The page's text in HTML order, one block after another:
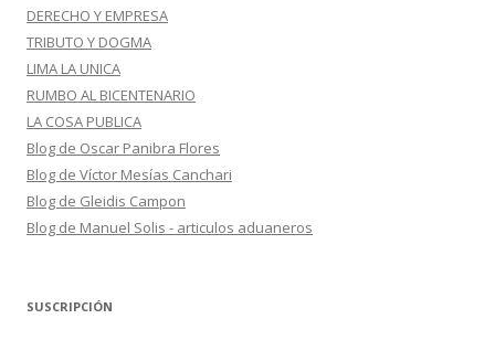
DERECHO Y EMPRESA
TRIBUTO Y DOGMA
LIMA LA UNICA
RUMBO AL BICENTENARIO
LA COSA PUBLICA
Blog de Oscar Panibra Flores
Blog de Víctor Mesías Canchari
Blog de Gleidis Campon
Blog de Manuel Solis - articulos aduaneros
SUSCRIPCIÓN